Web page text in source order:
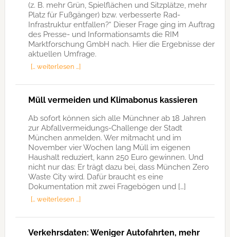
(z. B. mehr Grün, Spielflächen und Sitzplätze, mehr
Platz für Fußgänger) bzw. verbesserte Rad-
Infrastruktur entfallen?“ Dieser Frage ging im Auftrag
des Presse- und Informationsamts die RIM
Marktforschung GmbH nach. Hier die Ergebnisse der
aktuellen Umfrage.
[… weiterlesen …]
Müll vermeiden und Klimabonus kassieren
Ab sofort können sich alle Münchner ab 18 Jahren
zur Abfallvermeidungs-Challenge der Stadt
München anmelden. Wer mitmacht und im
November vier Wochen lang Müll im eigenen
Haushalt reduziert, kann 250 Euro gewinnen. Und
nicht nur das: Er trägt dazu bei, dass München Zero
Waste City wird. Dafür braucht es eine
Dokumentation mit zwei Fragebögen und […]
[… weiterlesen …]
Verkehrsdaten: Weniger Autofahrten, mehr